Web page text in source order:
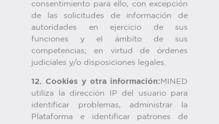
consentimiento para ello, con excepción
de las solicitudes de información de
autoridades en ejercicio de sus
funciones y el ámbito de sus
competencias; en virtud de órdenes
judiciales y/o disposiciones legales.
12. Cookies y otra información: MINED
utiliza la dirección IP del usuario para
identificar problemas, administrar la
Plataforma e identificar patrones de